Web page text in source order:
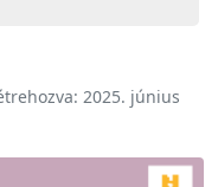
2025. június